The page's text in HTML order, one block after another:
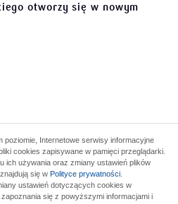
poziomie, Internetowe serwisy informacyjne
cookies zapisywane w pamięci przeglądarki.
ich używania oraz zmiany ustawień plików
się w Polityce prywatności
ustawień dotyczących cookies w
się z powyższymi informacjami i
otworzy się w nowym